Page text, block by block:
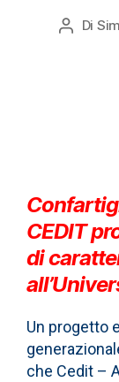
Di
CEDIT
di
Un progetto
che Cedit –